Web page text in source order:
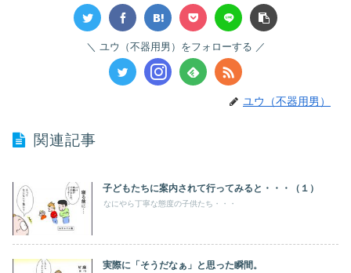
ユウ（不器用男）をフォローする
ユウ（不器用男）
関連記事
子どもたちに案内されて行ってみると・・・（１）
なにやら丁寧な態度の子供たち・・・
実際に「そうだなぁ」と思った瞬間。